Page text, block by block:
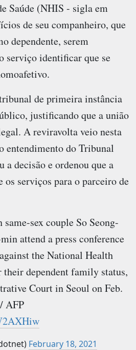
Saúde (NHIS - sigla em
de seu companheiro, que
dependente, serem
serviço identificar que se
de primeira instância
justificando que a união
A reviravolta veio nesta
entendimento do Tribunal
a decisão e ordenou que a
os serviços para o parceiro de
sex couple So Seong-
attend a press conference
the National Health
dependent family status,
Court in Seoul on Feb.
AFP
February 18, 2021